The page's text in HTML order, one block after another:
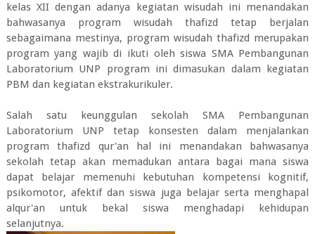
kelas XII dengan adanya kegiatan wisudah ini menandakan
bahwasanya program wisudah thafizd tetap berjalan
sebagaimana mestinya, program wisudah thafizd merupakan
program yang wajib di ikuti oleh siswa SMA Pembangunan
Laboratorium UNP program ini dimasukan dalam kegiatan
PBM dan kegiatan ekstrakurikuler.
Salah satu keunggulan sekolah SMA Pembangunan
Laboratorium UNP tetap konsesten dalam menjalankan
program thafizd qur'an hal ini menandakan bahwasanya
sekolah tetap akan memadukan antara bagai mana siswa
dapat belajar memenuhi kebutuhan kompetensi kognitif,
psikomotor, afektif dan siswa juga belajar serta menghapal
alqur'an untuk bekal siswa menghadapi kehidupan
selanjutnya.